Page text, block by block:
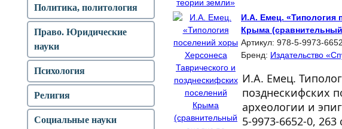
И.А. Емец. «Типология
Крыма
Артикул: 978-5-9973-
Бренд: Издательство
И.А. Емец.
позднескифских
археологии и
5-9973-6652-0, 263
Политика, политология
Право. Юридические
науки
Психология
Религия
Социальные науки